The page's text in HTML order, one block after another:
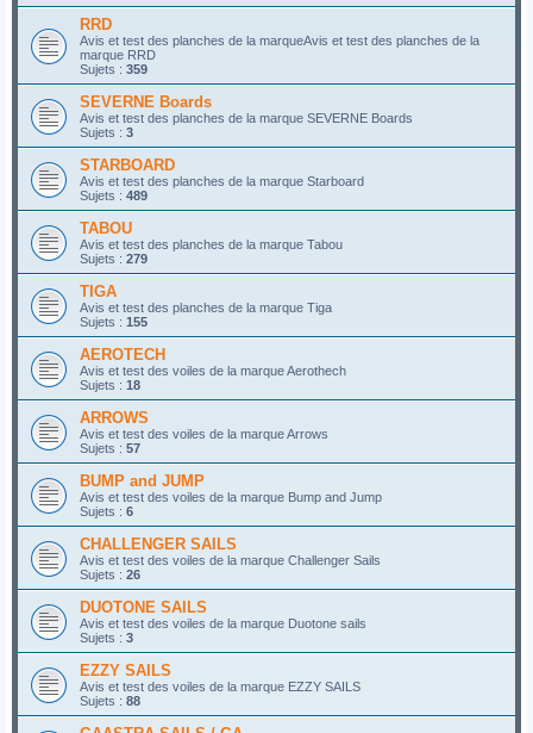
RRD
Avis et test des planches de la marqueAvis et test des planches de la
marque RRD
Sujets : 359
SEVERNE Boards
Avis et test des planches de la marque SEVERNE Boards
Sujets : 3
STARBOARD
Avis et test des planches de la marque Starboard
Sujets : 489
TABOU
Avis et test des planches de la marque Tabou
Sujets : 279
TIGA
Avis et test des planches de la marque Tiga
Sujets : 155
AEROTECH
Avis et test des voiles de la marque Aerothech
Sujets : 18
ARROWS
Avis et test des voiles de la marque Arrows
Sujets : 57
BUMP and JUMP
Avis et test des voiles de la marque Bump and Jump
Sujets : 6
CHALLENGER SAILS
Avis et test des voiles de la marque Challenger Sails
Sujets : 26
DUOTONE SAILS
Avis et test des voiles de la marque Duotone sails
Sujets : 3
EZZY SAILS
Avis et test des voiles de la marque EZZY SAILS
Sujets : 88